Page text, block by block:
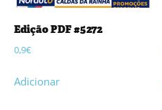
Edição PDF #5272
0,9€
Adicionar